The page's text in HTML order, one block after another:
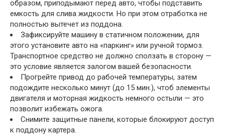
образом, приподымают перед авто, чтобы подставить
емкость для слива жидкости. Но при этом отработка не
полностью вытечет из поддона.
Зафиксируйте машину в статичном положении, для
этого установите авто на «паркинг» или ручной тормоз.
Транспортное средство не должно сползать в сторону —
это условие является залогом вашей безопасности.
Прогрейте привод до рабочей температуры, затем
подождите несколько минут (до 15 мин.), чтоб элементы
двигателя и моторная жидкость немного остыли — это
позволит избежать ожога.
Снимите защитные панели, которые блокируют доступ
к поддону картера.